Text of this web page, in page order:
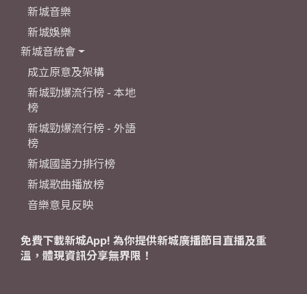
新城音樂
新城娛樂
新城音統會
成立原意及架構
新城勁爆流行榜 - 本地
榜
新城勁爆流行榜 - 外語
榜
新城國語力排行榜
新城歌曲播放榜
音樂意見反映
免費下載新城App! 為你提供新城廣播節目直播及重
溫，體現資訊分享無界限！